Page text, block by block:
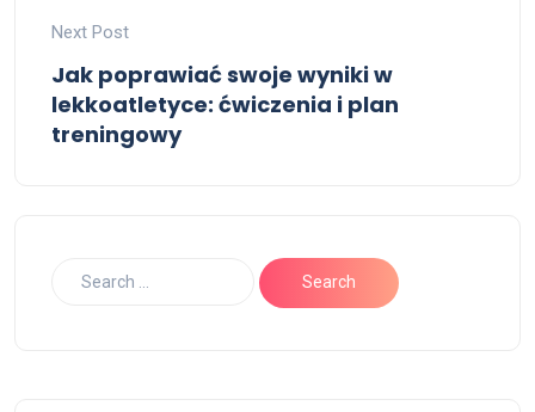
Next Post
Jak poprawiać swoje wyniki w
lekkoatletyce: ćwiczenia i plan
treningowy